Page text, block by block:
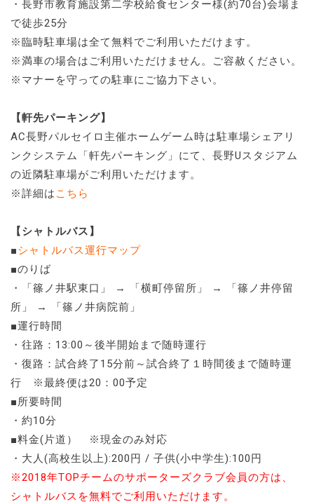
・長野市教育施設第二学校給食センター様(約70台)会場ま
で徒歩25分
※臨時駐車場は全て無料でご利用いただけます。
※満車の場合はご利用いただけません。ご容赦ください。
※マナーを守っての駐車にご協力下さい。
【軒先パーキング】
AC長野パルセイロ主催ホームゲーム時は駐車場シェアリ
ンクシステム「軒先パーキング」にて、長野Uスタジアム
の近隣駐車場がご利用いただけます。
※詳細は こちら
【シャトルバス】
■シャトルバス運行マップ
■のりば
・「篠ノ井駅東口」 → 「横町停留所」 → 「篠ノ井停留
所」 → 「篠ノ井病院前」
■運行時間
・往路：13:00～後半開始まで随時運行
・復路：試合終了15分前～試合終了１時間後まで随時運
行 ※最終便は20：00予定
■所要時間
・約10分
■料金(片道） ※現金のみ対応
・大人(高校生以上):200円 / 子供(小中学生):100円
※2018年TOPチームのサポーターズクラブ会員の方は、
シャトルバスを無料でご利用いただけます。